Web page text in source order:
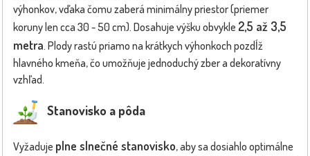
výhonkov, vďaka čomu zaberá minimálny priestor (priemer
koruny len cca 30 - 50 cm). Dosahuje výšku obvykle 2,5 až 3,5
metra. Plody rastú priamo na krátkych výhonkoch pozdĺž
hlavného kmeňa, čo umožňuje jednoduchý zber a dekoratívny
vzhľad.
Stanovisko a pôda
Vyžaduje plne slnečné stanovisko, aby sa dosiahlo optimálne